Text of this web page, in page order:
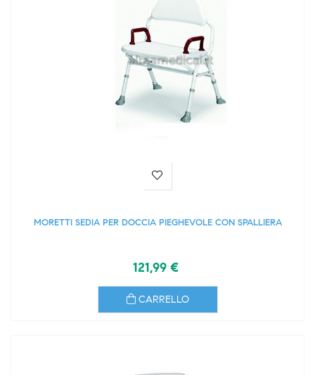
MORETTI SEDIA PER DOCCIA PIEGHEVOLE CON SPALLIERA
121,99 €
CARRELLO